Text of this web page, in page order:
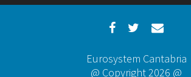
Eurosystem Cantabria
@ Copyright 2026 @